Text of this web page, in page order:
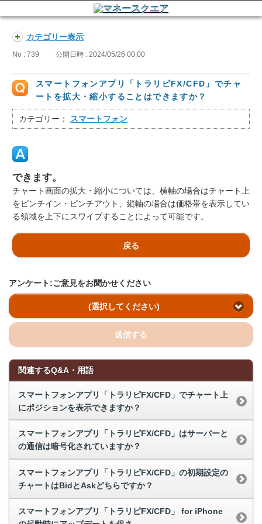
カテゴリー表示
No : 739 公開日時 : 2024/05/26 00:00
スマートフォンアプリ「トラリピFX/CFD」でチャ
ートを拡大・縮小することはできますか？
カテゴリー： スマートフォン
できます。
チャート画面の拡大・縮小については、横軸の場合はチャート上
をピンチイン・ピンチアウト、縦軸の場合は価格帯を表示してい
る領域を上下にスワイプすることによって可能です。
戻る
アンケート:ご意見をお聞かせください
(選択してください)
送信する
関連するQ&A・用語
スマートフォンアプリ「トラリピFX/CFD」でチャート上
にポジションを表示できますか？
スマートフォンアプリ「トラリピFX/CFD」はサーバーと
の通信は暗号化されていますか？
スマートフォンアプリ「トラリピFX/CFD」の初期設定の
チャートはBidとAskどちらですか？
スマートフォンアプリ「トラリピFX/CFD」 for iPhone